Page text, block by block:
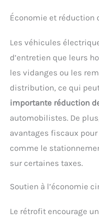
Économie et réduction
Les véhicules
d’entretien que leurs
les vidanges ou les
distribution, ce qui
importante réduction
automobilistes. De
avantages fiscaux
comme le
sur certaines taxes.
Soutien à l’économie
Le rétrofit encourage